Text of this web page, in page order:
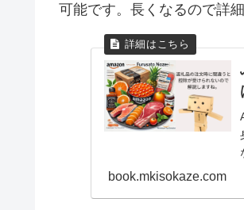
可能です。長くなるので詳
book.mkisokaze.com